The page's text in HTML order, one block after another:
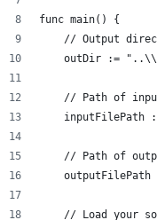
func main() {
// Output
outDir :=
// Path of
inputFilePath
// Path of
outputFilePath
// Load your